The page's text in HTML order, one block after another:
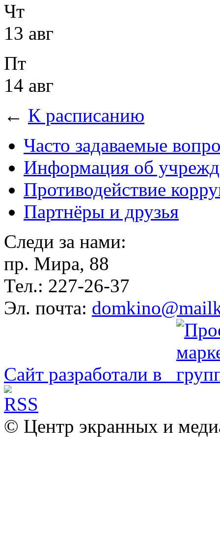
Чт
13 авг
Пт
14 авг
← К расписанию
Часто задаваемые
Информация об
Противодействие
Партнёры и друзья
Следи за нами:
пр. Мира, 88
Тел.: 227-26-37
Эл. почта:
Сайт разработали в
© Центр экранных и